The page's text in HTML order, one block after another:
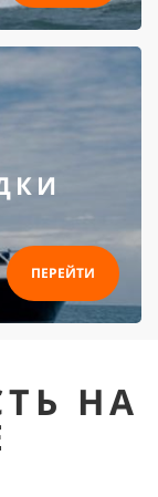
ПЕРЕЙТИ
НА